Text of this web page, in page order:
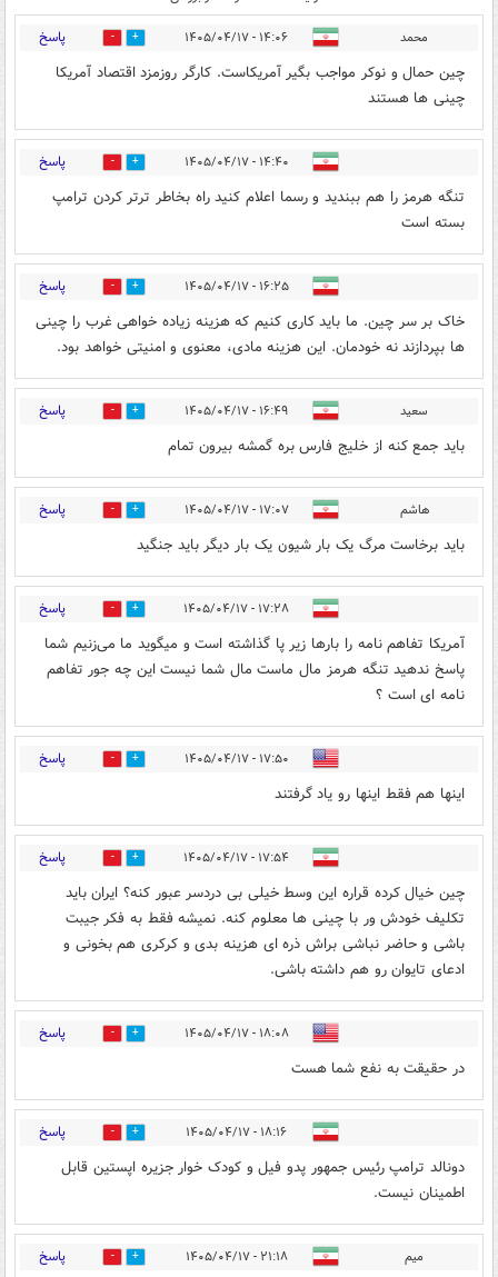
محمد ۱۴:۰۶ - ۱۴۰۵/۰۴/۱۷ 0 پاسخ
چین حمال و نوکر مواجب بگیر آمریکاست. کارگر روزمزد اقتصاد آمریکا
چینی ها هستند
۱۴:۴۰ - ۱۴۰۵/۰۴/۱۷ 0 پاسخ
تنگه هرمز را هم ببندید و رسما اعلام کنید راه بخاطر ترتر کردن ترامپ
بسته است
۱۶:۲۵ - ۱۴۰۵/۰۴/۱۷ 0 پاسخ
خاک بر سر چین. ما باید کاری کنیم که هزینه زیاده خواهی غرب را چینی
ها بپردازند نه خودمان. این هزینه مادی، معنوی و امنیتی خواهد بود.
سعید ۱۶:۴۹ - ۱۴۰۵/۰۴/۱۷ 0 پاسخ
باید جمع کنه از خلیج فارس بره گمشه بیرون تمام
هاشم ۱۷:۰۷ - ۱۴۰۵/۰۴/۱۷ 0 پاسخ
باید برخاست مرگ یک بار شیون یک بار دیگر باید جنگید
۱۷:۲۸ - ۱۴۰۵/۰۴/۱۷ 0 پاسخ
آمریکا تفاهم نامه را بارها زیر پا گذاشته است و میگوید ما می‌زنیم شما
پاسخ ندهید تنگه هرمز مال ماست مال شما نیست این چه جور تفاهم
نامه ای است ؟
۱۷:۵۰ - ۱۴۰۵/۰۴/۱۷ 0 پاسخ
اینها هم فقط اینها رو یاد گرفتند
۱۷:۵۴ - ۱۴۰۵/۰۴/۱۷ 0 پاسخ
چین خیال کرده قراره این وسط خیلی بی دردسر عبور کنه؟ ایران باید
تکلیف خودش ور با چینی ها معلوم کنه. نمیشه فقط به فکر جیبت
باشی و حاضر نباشی براش ذره ای هزینه بدی و کرکری هم بخونی و
ادعای تایوان رو هم داشته باشی.
۱۸:۰۸ - ۱۴۰۵/۰۴/۱۷ 0 پاسخ
در حقیقت به نفع شما هست
۱۸:۱۶ - ۱۴۰۵/۰۴/۱۷ 0 پاسخ
دونالد ترامپ رئیس جمهور پدو فیل و کودک خوار جزیره اپستین قابل
اطمینان نیست.
میم ۲۱:۱۸ - ۱۴۰۵/۰۴/۱۷ 0 پاسخ